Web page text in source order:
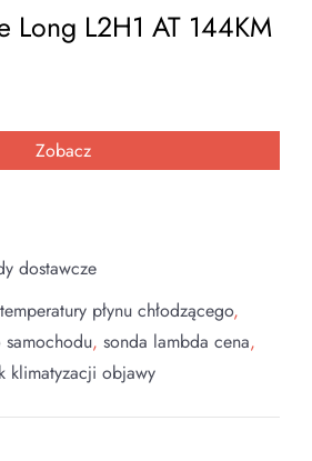
Long L2H1 AT 144KM
Zobacz
dostawcze
płynu chłodzącego,
, sonda lambda cena,
klimatyzacji objawy